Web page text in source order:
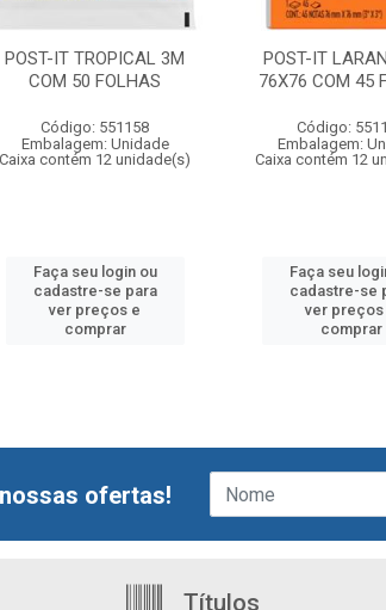
POST-IT TROPICAL 3M
COM 50 FOLHAS
Código: 551158
Embalagem: Unidade
Caixa contém 12 unidade(s)
Faça seu login ou
cadastre-se para
ver preços e
comprar
POST-IT
76X76 COM 45
Código:
Embalagem:
Caixa contém 12
Faça seu
cadastre-se
ver preços
comprar
ofertas!
Títulos